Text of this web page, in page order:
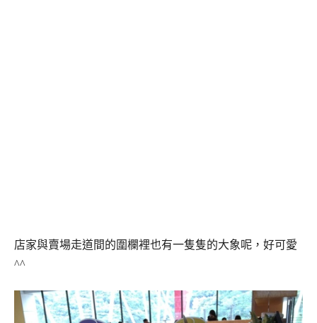
店家與賣場走道間的圍欄裡也有一隻隻的大象呢，好可愛
^^